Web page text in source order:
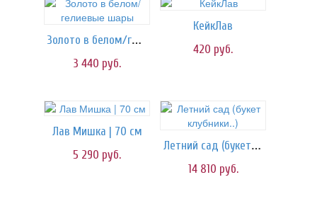
Золото в белом/гелиевые шары
3 440 руб.
КейкЛав
420 руб.
Лав Мишка | 70 см
5 290 руб.
Летний сад (букет клубники..)
14 810 руб.